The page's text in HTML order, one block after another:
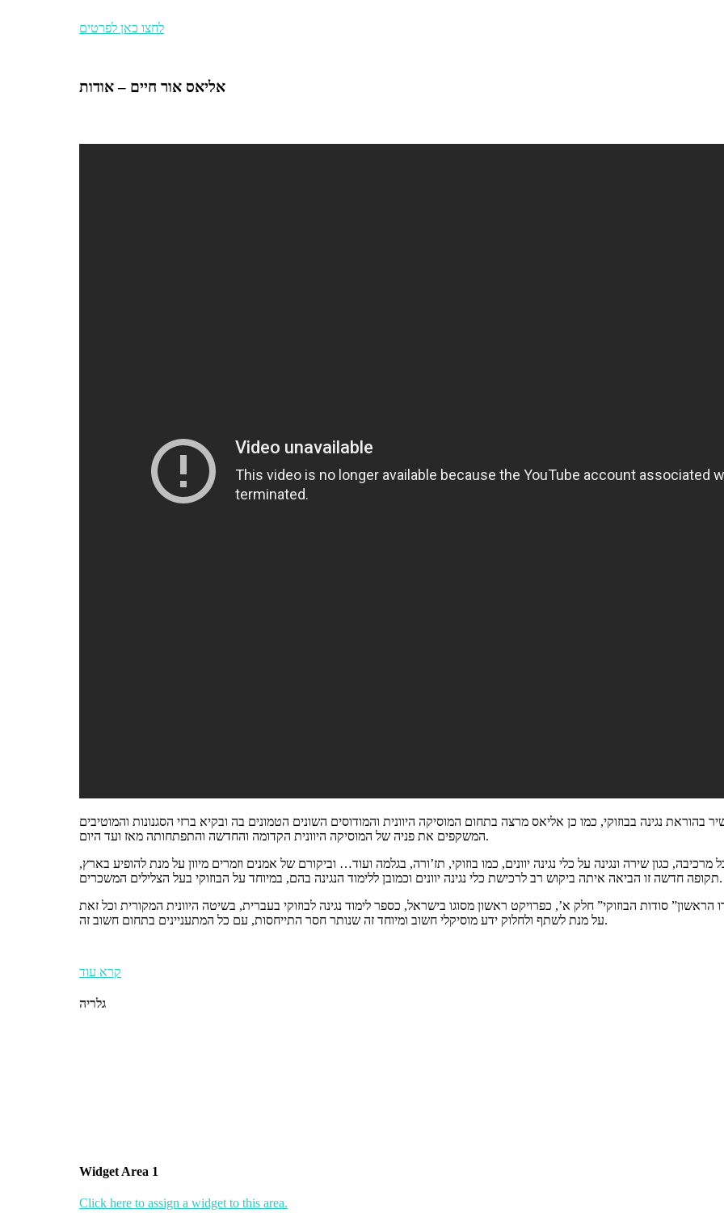
לחצו כאן לפרטים
אליאס אור חיים – אודות
בהוראת נגינה בבוזוקי, כמו כן אליאס מרצה בתחום המוסיקה היוונית והמודוסים השונים הטמונים בה ובקיא ברזי הסגנונות והמוטיבים
המשקפים את פניה של המוסיקה היוונית הקדומה והחדשה והתפתחותה מאז ועד היום.
כגון שירה ונגינה על כלי נגינה יוונים, כמו בוזוקי, תז’ורה, בגלמה ועוד… וביקורם של אמנים וזמרים מיוון על מנת להופיע בארץ,
תקופה חדשה זו הביאה איתה ביקוש רב לרכישת כלי נגינה יוונים וכמובן ללימוד הנגינה בהם, במיוחד על הבוזוקי בעל הצלילים המשכרים.
סודות הבוזוקי” חלק א’, כפרויקט ראשון מסוגו בישראל, כספר לימוד נגינה לבוזוקי בעברית, בשיטה היוונית המקורית וכל זאת
על מנת לשתף ולחלוק ידע מוסיקלי חשוב ומיוחד זה שנותר חסר התייחסות, עם כל המתעניינים בתחום חשוב זה.
קרא עוד
גלריה
Widget Area 1
Click here to assign a widget to this area.